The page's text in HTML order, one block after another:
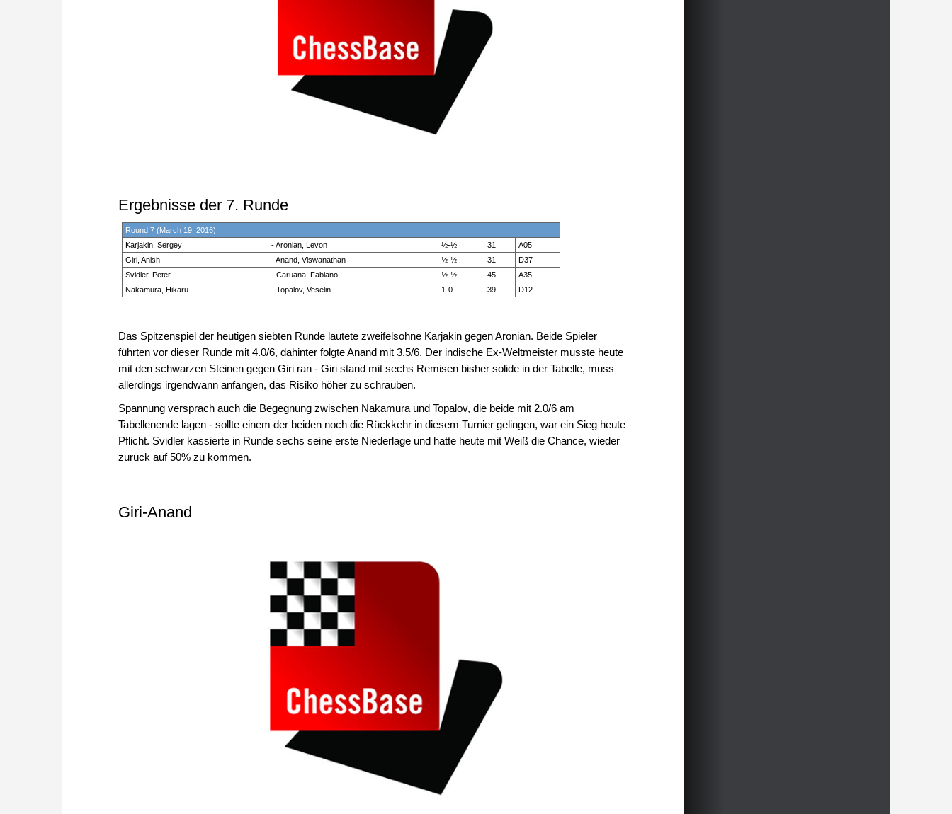
Ergebnisse der 7. Runde
Round 7 (March 19, 2016)
Karjakin, Sergey
- Aronian, Levon ½-½ 31
A05
Giri, Anish
- Anand, Viswanathan ½-½ 31
D37
Svidler, Peter
- Caruana, Fabiano ½-½ 45
A35
Nakamura, Hikaru
- Topalov, Veselin 1-0 39 D12
Das Spitzenspiel der heutigen siebten Runde lautete zweifelsohne Karjakin gegen Aronian. Beide Spieler
führten vor dieser Runde mit 4.0/6, dahinter folgte Anand mit 3.5/6. Der indische Ex-Weltmeister musste heute
mit den schwarzen Steinen gegen Giri ran - Giri stand mit sechs Remisen bisher solide in der Tabelle, muss
allerdings irgendwann anfangen, das Risiko höher zu schrauben.
Spannung versprach auch die Begegnung zwischen Nakamura und Topalov, die beide mit 2.0/6 am
Tabellenende lagen - sollte einem der beiden noch die Rückkehr in diesem Turnier gelingen, war ein Sieg heute
Pflicht. Svidler kassierte in Runde sechs seine erste Niederlage und hatte heute mit Weiß die Chance, wieder
zurück auf 50% zu kommen.
Giri-Anand